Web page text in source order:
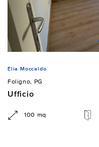
Elia Moccaldo
Foligno, PG
Ufficio
100 mq